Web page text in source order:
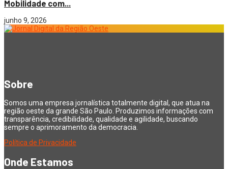
Mobilidade com...
junho 9, 2026
Sobre
Somos uma empresa jornalística totalmente digital, que atua na
região oeste da grande São Paulo. Produzimos informações com
transparência, credibilidade, qualidade e agilidade, buscando
sempre o aprimoramento da democracia.
Política de Privacidade
Onde Estamos